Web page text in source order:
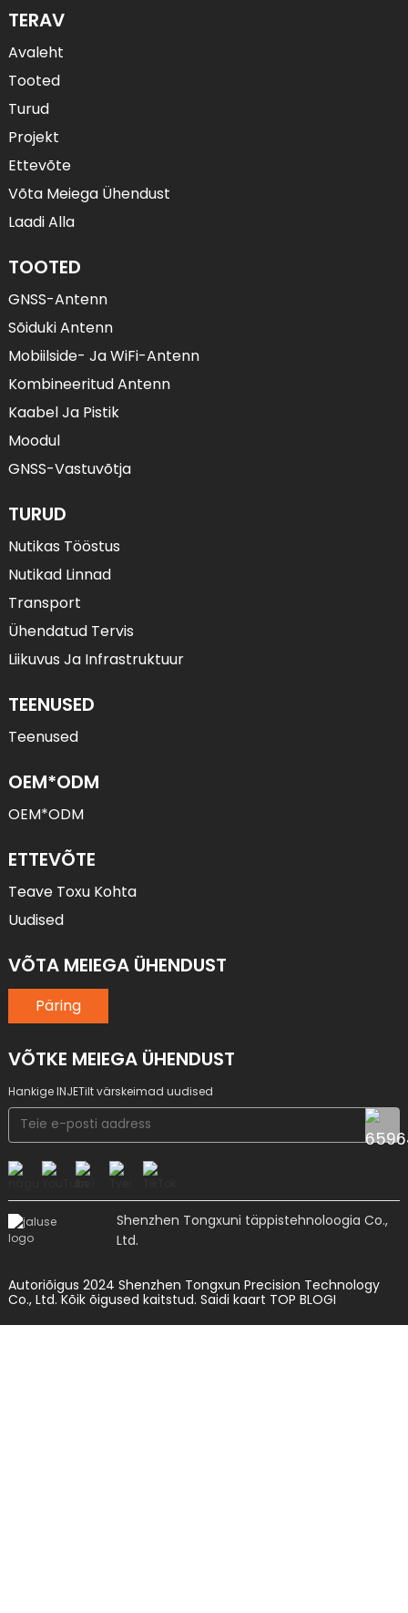
TERAV
Avaleht
Tooted
Turud
Projekt
Ettevõte
Võta Meiega Ühendust
Laadi Alla
TOOTED
GNSS-Antenn
Sõiduki Antenn
Mobiilside- Ja WiFi-Antenn
Kombineeritud Antenn
Kaabel Ja Pistik
Moodul
GNSS-Vastuvõtja
TURUD
Nutikas Tööstus
Nutikad Linnad
Transport
Ühendatud Tervis
Liikuvus Ja Infrastruktuur
TEENUSED
Teenused
OEM*ODM
OEM*ODM
ETTEVÕTE
Teave Toxu Kohta
Uudised
VÕTA MEIEGA ÜHENDUST
Päring
VÕTKE MEIEGA ÜHENDUST
Hankige INJETilt värskeimad uudised
Shenzhen Tongxuni täppistehnoloogia Co.,
Ltd.
Autoriõigus 2024 Shenzhen Tongxun Precision Technology
Co., Ltd. Kõik õigused kaitstud. Saidi kaart TOP BLOGI